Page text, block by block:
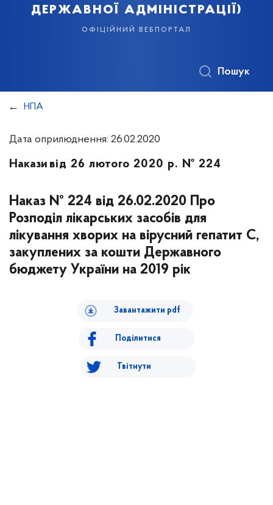
державної адміністрації)
офіційний вебпортал
Пошук
НПА
Дата оприлюднення: 26.02.2020
Накази від 26 лютого 2020 р. № 224
Наказ № 224 від 26.02.2020 Про
Розподіл лікарських засобів для
лікування хворих на вірусний гепатит С,
закуплених за кошти Державного
бюджету України на 2019 рік
Завантажити pdf
Поділитися
Твітнути